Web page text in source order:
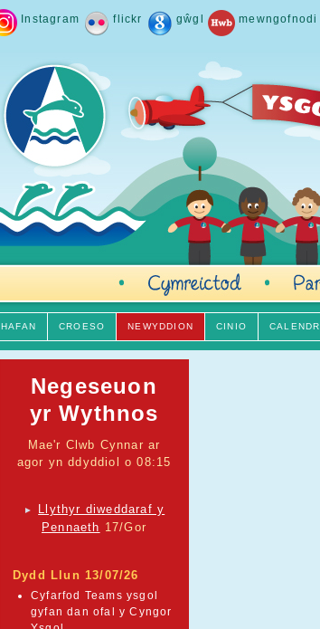
Instagram flickr gŵgl mewngofnodi
HAFAN CROESO NEWYDDION CINIO CALENDR
Negeseuon
yr Wythnos
Mae'r Clwb Cynnar ar
agor yn ddyddiol o 08:15
►
Llythyr diweddaraf y
Pennaeth 17/Gor
Dydd Llun 13/07/26
Cyfarfod Teams ysgol
gyfan dan ofal y Cyngor